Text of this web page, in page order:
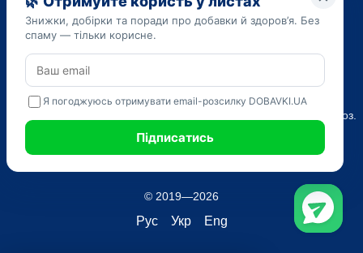
Код ЄДРПОУ 45223262
Дата регистрации 14.09.2023
Приведенная на сайте dobavki.ua информация носит
исключительно ознакомительный характер. Не используйте
нашу информацию для диагностики и лечения. Только ваш
Лечащий врач может назначать препараты и составлять диагноз.
САМОЛЕЧЕНИЕ МОЖЕТ БЫТЬ ВРЕДНЫМ ДЛЯ ВАШЕГО
© 2019—2026
Рус Укр Eng